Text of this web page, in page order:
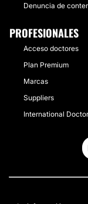
Denuncia de
PROFESIONALES
Acceso doctores
Plan Premium
Marcas
Suppliers
International